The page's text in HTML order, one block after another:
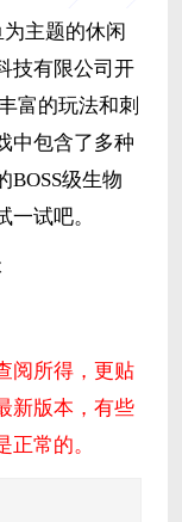
主题的休闲
技有限公司开
富的玩法和刺
中包含了多种
BOSS级生物
试吧。
阅所得，更贴
新版本，有些
常的。